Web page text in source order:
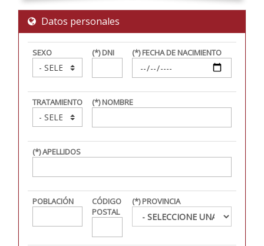
Datos personales
SEXO (*) DNI (*) FECHA DE NACIMIENTO
TRATAMIENTO (*) NOMBRE
(*) APELLIDOS
POBLACIÓN
CÓDIGO
POSTAL
(*) PROVINCIA